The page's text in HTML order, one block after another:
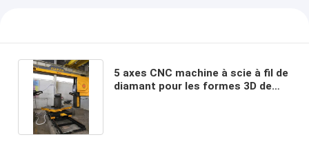
5 axes CNC machine à scie à fil de
diamant pour les formes 3D de